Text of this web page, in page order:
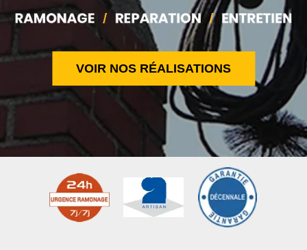
VOIR NOS RÉALISATIONS